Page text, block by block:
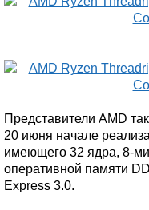
Представители AMD
20 июня начале
имеющего 32 ядра, 8-
оперативной памяти
Express 3.0.